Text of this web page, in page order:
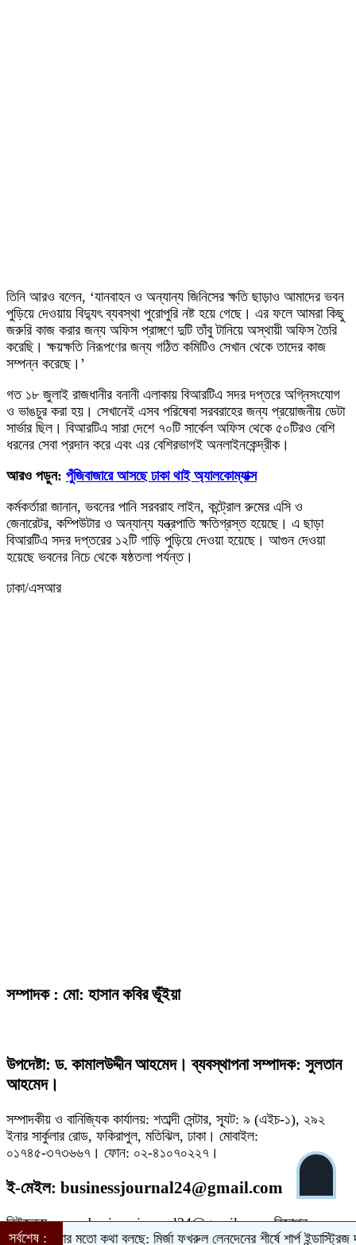
সর্বশেষ :মতো কথা বলছে: মির্জা ফখরুল লেনদেনের শীর্ষে শার্প ইন্ডাস্ট্রিজ
তিনি আরও বলেন, ‘যানবাহন ও অন্যান্য জিনিসের ক্ষতি ছাড়াও আমাদের ভবন
পুড়িয়ে দেওয়ায় বিদ্যুৎ ব্যবস্থা পুরোপুরি নষ্ট হয়ে গেছে। এর ফলে আমরা কিছু
জরুরি কাজ করার জন্য অফিস প্রাঙ্গণে দুটি তাঁবু টানিয়ে অস্থায়ী অফিস তৈরি
করেছি। ক্ষয়ক্ষতি নিরূপণের জন্য গঠিত কমিটিও সেখান থেকে তাদের কাজ
সম্পন্ন করেছে।’
গত ১৮ জুলাই রাজধানীর বনানী এলাকায় বিআরটিএ সদর দপ্তরে অগ্নিসংযোগ
ও ভাঙচুর করা হয়। সেখানেই এসব পরিষেবা সরবরাহের জন্য প্রয়োজনীয় ডেটা
সার্ভার ছিল। বিআরটিএ সারা দেশে ৭০টি সার্কেল অফিস থেকে ৫০টিরও বেশি
ধরনের সেবা প্রদান করে এবং এর বেশিরভাগই অনলাইনকেন্দ্রীক।
আরও পড়ুন: পুঁজিবাজারে আসছে ঢাকা থাই অ্যালকোম্যাক্স
কর্মকর্তারা জানান, ভবনের পানি সরবরাহ লাইন, কন্ট্রোল রুমের এসি ও
জেনারেটর, কম্পিউটার ও অন্যান্য যন্ত্রপাতি ক্ষতিগ্রস্ত হয়েছে। এ ছাড়া
বিআরটিএ সদর দপ্তরের ১২টি গাড়ি পুড়িয়ে দেওয়া হয়েছে। আগুন দেওয়া
হয়েছে ভবনের নিচে থেকে ষষ্ঠতলা পর্যন্ত।
ঢাকা/এসআর
সম্পাদক : মো: হাসান কবির ভূঁইয়া
উপদেষ্টা: ড. কামালউদ্দীন আহমেদ। ব্যবস্থাপনা সম্পাদক: সুলতান
আহমেদ।
সম্পাদকীয় ও বানিজ্যিক কার্যালয়: শতাব্দী সেন্টার, স্যূট: ৯ (এইচ-১), ২৯২
ইনার সার্কুলার রোড, ফকিরাপুল, মতিঝিল, ঢাকা। মোবাইল:
০১৭৪৫-৩৭৩৬৬৭। ফোন: ০২-৪১০৭০২২৭।
ই-মেইল: businessjournal24@gmail.com
নিউজরুম: news.businessjournal24@gmail.com, বিজ্ঞাপন:
ads.businessjournal@gmail.com